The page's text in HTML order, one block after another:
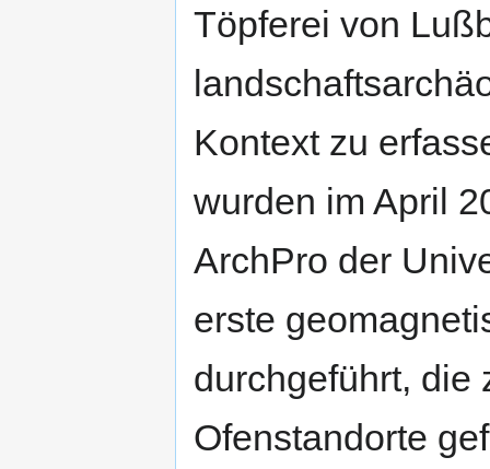
Töpferei von
Kontext zu
wurden im April
ArchPro der
erste
durchgeführt, die
Ofenstandorte